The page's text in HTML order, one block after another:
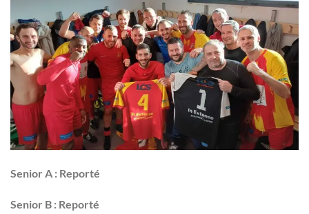
Senior A : Reporté
Senior B : Reporté